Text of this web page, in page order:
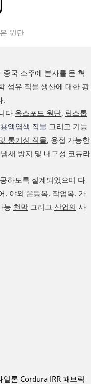
원단
국 소주에 본사를 둔 혁
섬유 직물 생산에 대한 광
.
다 옥스포드 원단, 립스톱
용액염색 직물 그리고 기능
통기성 직물, 용접 가능한
냄새 방지 및 내구성 코듀라
하도록 설계되었으며 다
, 야외 운동복, 작업복. 가
능 천막 그리고 산업의 사
론 Cordura IRR 패브릭